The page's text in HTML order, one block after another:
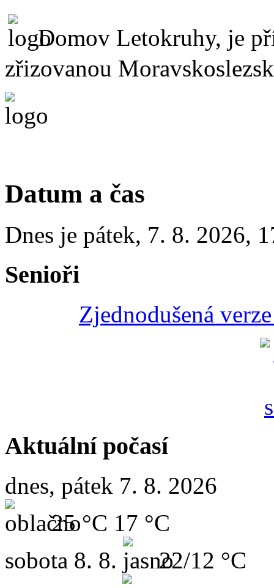
Domov Letokruhy, je
zřizovanou
Datum a čas
Dnes je pátek, 7. 8. 2026,
Senioři
Zjednodušená
Aktuální počasí
dnes, pátek 7. 8. 2026
25 °C 17 °C
sobota 8. 8.
22/12 °C